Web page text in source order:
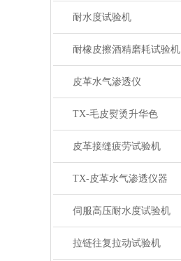
耐水度试验机
耐橡皮擦酒精磨耗试验机
皮革水气渗透仪
TX-毛皮熨烫升华色
皮革接缝疲劳试验机
TX-皮革水气渗透仪器
伺服高压耐水度试验机
拉链往复拉动试验机